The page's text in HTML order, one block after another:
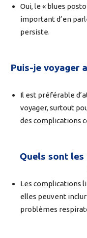
Oui, le « blues
important d’en
persiste.
Puis-je voyager
Il est préférable
voyager, surtout
des complications
Quels sont les
Les complications
elles peuvent
problèmes